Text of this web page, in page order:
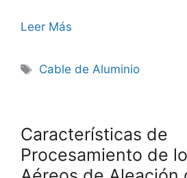
Leer Más
Cable de Aluminio
Características de
Procesamiento de